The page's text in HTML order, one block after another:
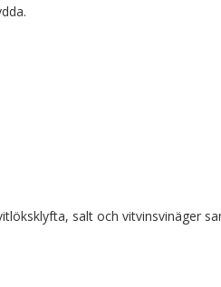
salt och vitvinsvinäger